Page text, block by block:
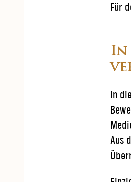
Für
In
In
Aus